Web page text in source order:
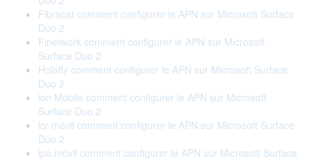
Fibracat comment configurer le APN sur Microsoft Surface
Duo 2
Finetwork comment configurer le APN sur Microsoft
Surface Duo 2
Holafly comment configurer le APN sur Microsoft Surface
Duo 2
ion Mobile comment configurer le APN sur Microsoft
Surface Duo 2
lcr móvil comment configurer le APN sur Microsoft Surface
Duo 2
ipo móvil comment configurer le APN sur Microsoft Surface